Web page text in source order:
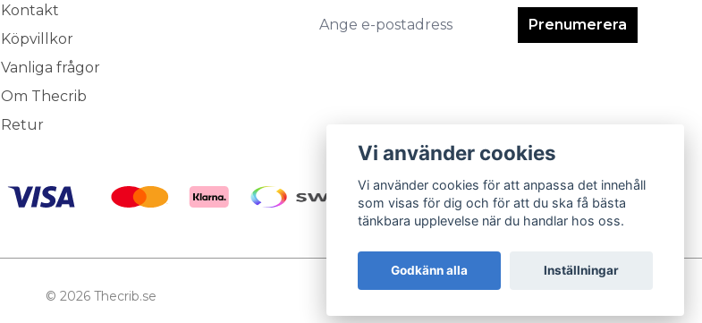
Kontakt
Köpvillkor
Vanliga frågor
Om Thecrib
Retur
Prenumerera
© 2026 Thecrib.se
Vi använder cookies
Vi använder cookies för att anpassa det innehåll
som visas för dig och för att du ska få bästa
tänkbara upplevelse när du handlar hos oss.
Godkänn alla Inställningar